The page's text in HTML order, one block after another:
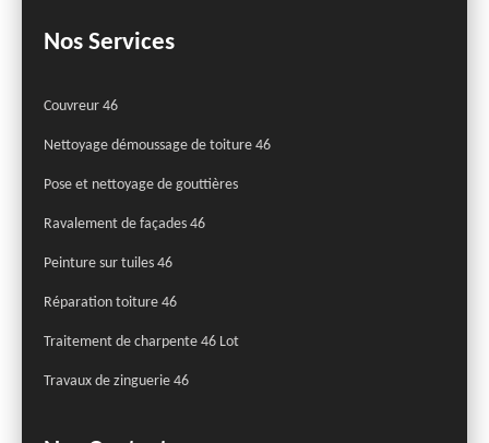
Nos Services
Couvreur 46
Nettoyage démoussage de toiture 46
Pose et nettoyage de gouttières
Ravalement de façades 46
Peinture sur tuiles 46
Réparation toiture 46
Traitement de charpente 46 Lot
Travaux de zinguerie 46